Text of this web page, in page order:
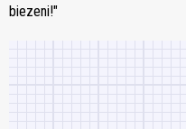
biezeni!"